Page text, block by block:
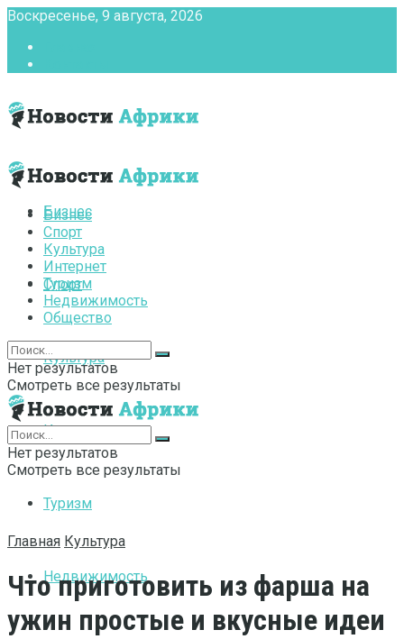
Воскресенье, 9 августа, 2026
Бизнес
Спорт
Культура
Интернет
Туризм
Недвижимость
Бизнес
Спорт
Культура
Интернет
Туризм
Недвижимость
Общество
Нет результатов
Смотреть все результаты
Нет результатов
Смотреть все результаты
Главная Культура
Что приготовить из фарша на
ужин простые и вкусные идеи